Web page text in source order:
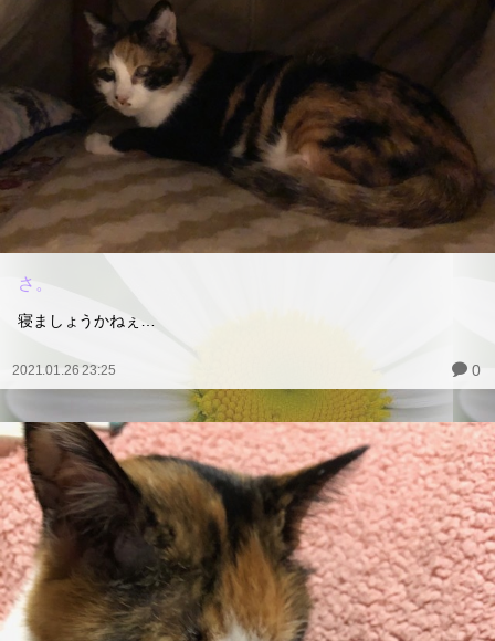
さ。
寝ましょうかねぇ…
2021.01.26 23:25 0